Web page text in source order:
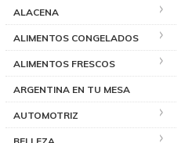
ALACENA
ALIMENTOS CONGELADOS
ALIMENTOS FRESCOS
ARGENTINA EN TU MESA
AUTOMOTRIZ